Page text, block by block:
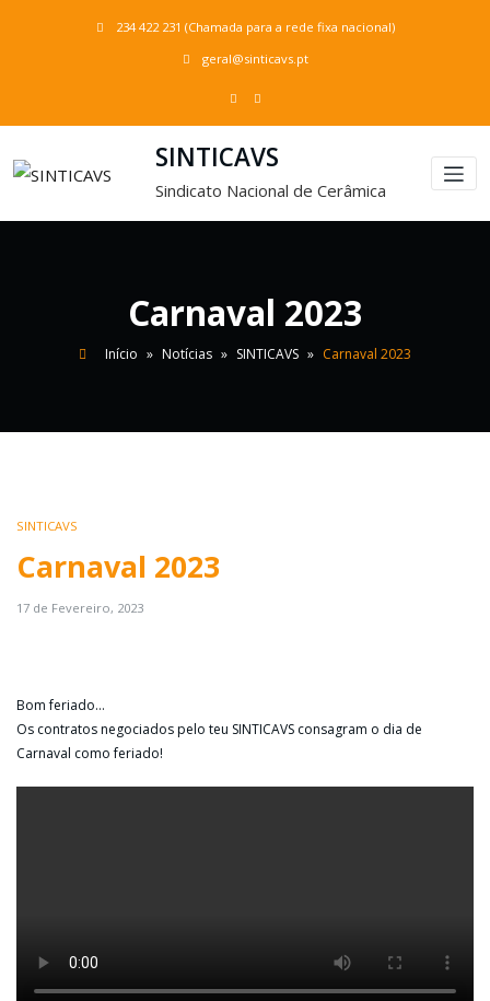
234 422 231 (Chamada para a rede fixa nacional)
geral@sinticavs.pt
SINTICAVS
Sindicato Nacional de Cerâmica
Carnaval 2023
Início » Notícias » SINTICAVS » Carnaval 2023
SINTICAVS
Carnaval 2023
17 de Fevereiro, 2023
Bom feriado…
Os contratos negociados pelo teu SINTICAVS consagram o dia de
Carnaval como feriado!